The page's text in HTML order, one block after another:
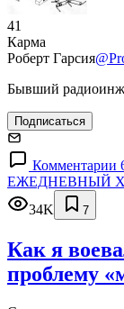
41
Карма
Роберт Гарсия
Бывший
Подписаться
Комментарии
ЕЖЕДНЕВНЫЙ
34K
7
Как я
проблему